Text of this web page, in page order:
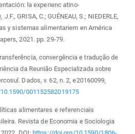
la experienc atino-
GRISA, C.; GUÉNEAU, S.; NIEDERLE,
y sistemas alimentariem en América
2021. pp. 29-79.
convergência e tradução de
da Reunião Especializada sobre
Dados, v. 62, n. 2, e20160099,
001152582019175
alimentares e referenciais
Revista de Economia e Sociologia